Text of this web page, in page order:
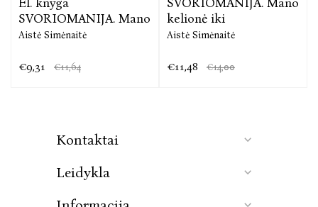
SVORIOMANIJA. Mano
Aistė Simėnaitė
€9,31 €11,64
kelionė iki
Aistė Simėnaitė
€11,48 €14,00
Kontaktai
Leidykla